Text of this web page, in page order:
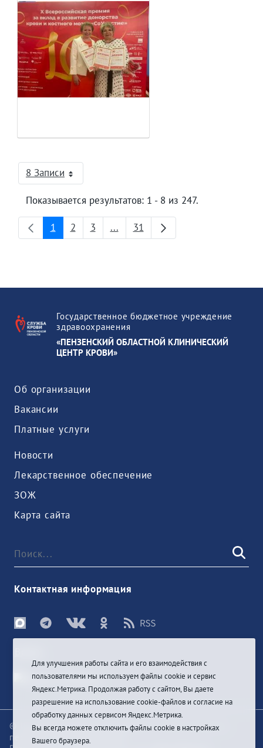
8 ЗаписиНа страницу
Показывается результатов: 1 - 8 из 247.
Страница
1 Страница
2 Страница
3 ...Промежуточные страницы
Страница
31
Государственное бюджетное учреждение
здравоохранения
«ПЕНЗЕНСКИЙ ОБЛАСТНОЙ КЛИНИЧЕСКИЙ
ЦЕНТР КРОВИ»
Об организации
Вакансии
Платные услуги
Новости
Лекарственное обеспечение
ЗОЖ
Карта сайта
Контактная информация
© При цитировании информации с сайта ссылка на
первоисточник обязательна
Для улучшения работы сайта и его взаимодействия с
пользователями мы используем файлы cookie и сервис
Яндекс.Метрика. Продолжая работу с сайтом, Вы даете
разрешение на использование cookie-файлов и согласие на
обработку данных сервисом Яндекс.Метрика.
Вы всегда можете отключить файлы cookie в настройках
Вашего браузера.